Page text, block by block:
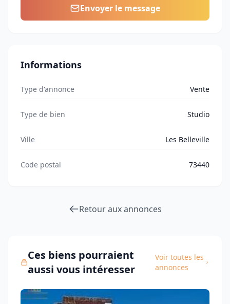
Envoyer le message
Informations
Type d'annonce Vente
Type de bien Studio
Ville Les Belleville
Code postal 73440
Retour aux annonces
Ces biens pourraient
aussi vous intéresser
Voir toutes les
annonces